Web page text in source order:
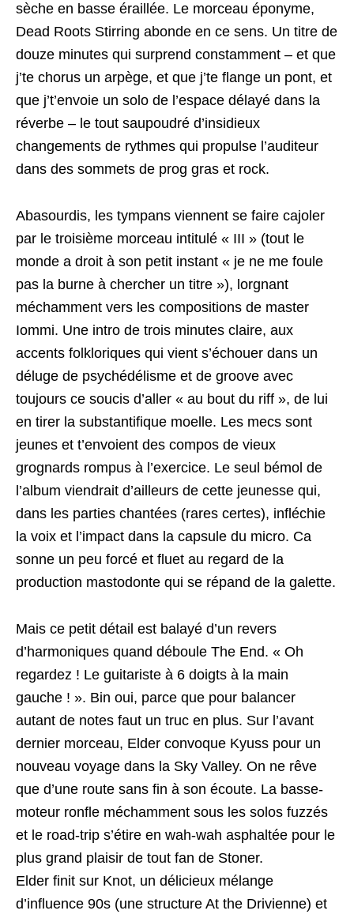
sèche en basse éraillée. Le morceau éponyme,
Dead Roots Stirring abonde en ce sens. Un titre de
douze minutes qui surprend constamment – et que
j’te chorus un arpège, et que j’te flange un pont, et
que j’t’envoie un solo de l’espace délayé dans la
réverbe – le tout saupoudré d’insidieux
changements de rythmes qui propulse l’auditeur
dans des sommets de prog gras et rock.
Abasourdis, les tympans viennent se faire cajoler
par le troisième morceau intitulé « III » (tout le
monde a droit à son petit instant « je ne me foule
pas la burne à chercher un titre »), lorgnant
méchamment vers les compositions de master
Iommi. Une intro de trois minutes claire, aux
accents folkloriques qui vient s’échouer dans un
déluge de psychédélisme et de groove avec
toujours ce soucis d’aller « au bout du riff », de lui
en tirer la substantifique moelle. Les mecs sont
jeunes et t’envoient des compos de vieux
grognards rompus à l’exercice. Le seul bémol de
l’album viendrait d’ailleurs de cette jeunesse qui,
dans les parties chantées (rares certes), infléchie
la voix et l’impact dans la capsule du micro. Ca
sonne un peu forcé et fluet au regard de la
production mastodonte qui se répand de la galette.
Mais ce petit détail est balayé d’un revers
d’harmoniques quand déboule The End. « Oh
regardez ! Le guitariste à 6 doigts à la main
gauche ! ». Bin oui, parce que pour balancer
autant de notes faut un truc en plus. Sur l’avant
dernier morceau, Elder convoque Kyuss pour un
nouveau voyage dans la Sky Valley. On ne rêve
que d’une route sans fin à son écoute. La basse-
moteur ronfle méchamment sous les solos fuzzés
et le road-trip s’étire en wah-wah asphaltée pour le
plus grand plaisir de tout fan de Stoner.
Elder finit sur Knot, un délicieux mélange
d’influence 90s (une structure At the Drivienne) et